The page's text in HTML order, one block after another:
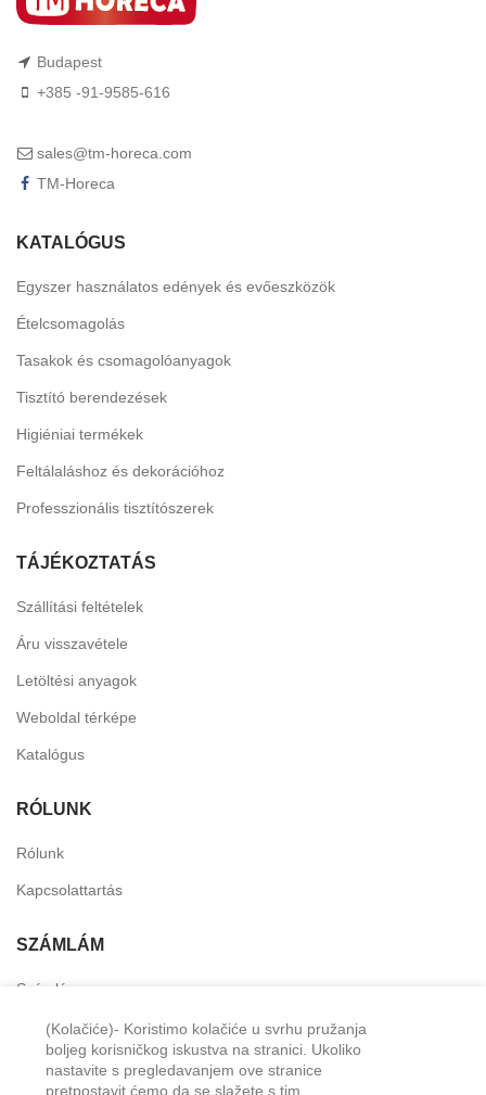
Budapest
+385 -91-9585-616
sales@tm-horeca.com
TM-Horeca
KATALÓGUS
Egyszer használatos edények és evőeszközök
Ételcsomagolás
Tasakok és csomagolóanyagok
Tisztító berendezések
Higiéniai termékek
Feltálaláshoz és dekorációhoz
Professzionális tisztítószerek
TÁJÉKOZTATÁS
Szállítási feltételek
Áru visszavétele
Letöltési anyagok
Weboldal térképe
Katalógus
RÓLUNK
Rólunk
Kapcsolattartás
SZÁMLÁM
Számlám
Személyes fiók
Kívánság lista
(Kolačiće)- Koristimo kolačiće u svrhu pružanja
boljeg korisničkog iskustva na stranici. Ukoliko
nastavite s pregledavanjem ove stranice
pretpostavit ćemo da se slažete s tim